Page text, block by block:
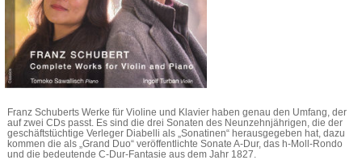
Franz Schuberts Werke für Violine und Klavier haben genau den Umfang, der
auf zwei CDs passt. Es sind die drei Sonaten des Neunzehnjährigen, die der
geschäftstüchtige Verleger Diabelli als „Sonatinen“ herausgegeben hat, dazu
kommen die als „Grand Duo“ veröffentlichte Sonate A-Dur, das h-Moll-Rondo
und die bedeutende C-Dur-Fantasie aus dem Jahr 1827.